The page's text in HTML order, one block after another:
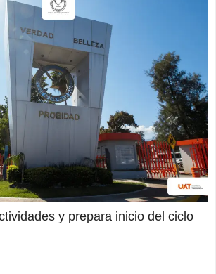
y prepara inicio del ciclo